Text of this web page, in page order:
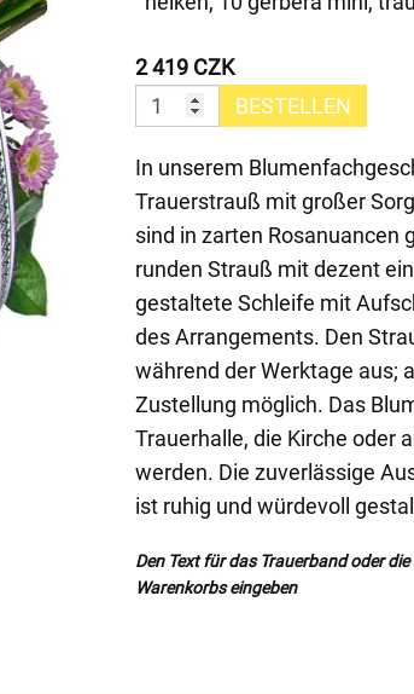
2 419 CZK
BESTELLEN
In unserem
Trauerstrauß mit großer
sind in zarten Rosanuancen
runden Strauß mit dezent
gestaltete Schleife mit
des Arrangements. Den
während der Werktage aus;
Zustellung möglich. Das
Trauerhalle, die Kirche oder
werden. Die zuverlässige
ist ruhig und würdevoll
Den Text für das Trauerband oder
Warenkorbs eingeben